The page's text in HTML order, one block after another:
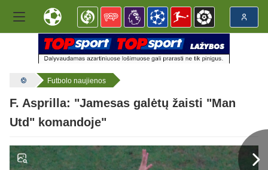
Futbolo naujienos
F. Asprilla: "Jamesas galėtų žaisti "Man
Utd" komandoje"